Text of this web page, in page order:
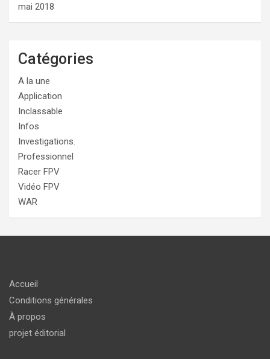
mai 2018
Catégories
A la une
Application
Inclassable
Infos
Investigations.
Professionnel
Racer FPV
Vidéo FPV
WAR
Accueil
Conditions générales
À propos
projet éditorial